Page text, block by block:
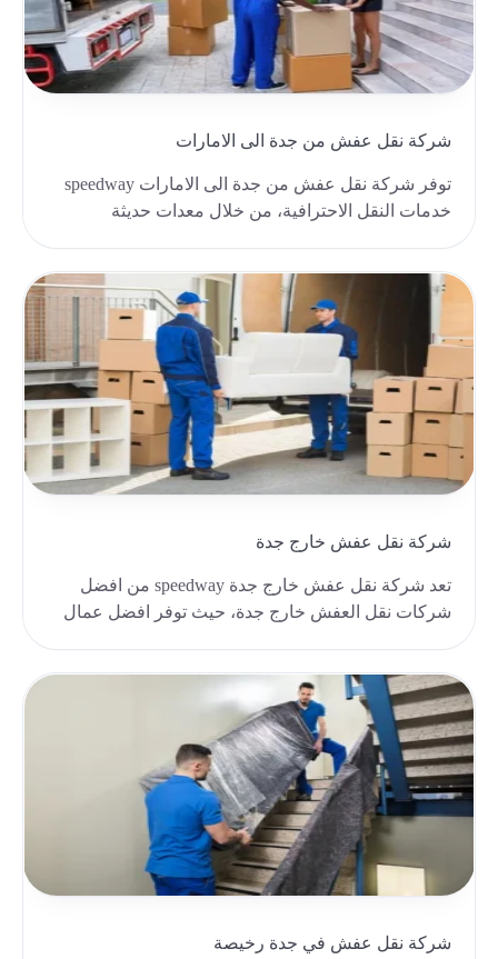
شركة نقل عفش من جدة الى الامارات
توفر شركة نقل عفش من جدة الى الامارات speedway
خدمات النقل الاحترافية، من خلال معدات حديثة
شركة نقل عفش خارج جدة
تعد شركة نقل عفش خارج جدة speedway من افضل
شركات نقل العفش خارج جدة، حيث توفر افضل عمال
شركة نقل عفش في جدة رخيصة